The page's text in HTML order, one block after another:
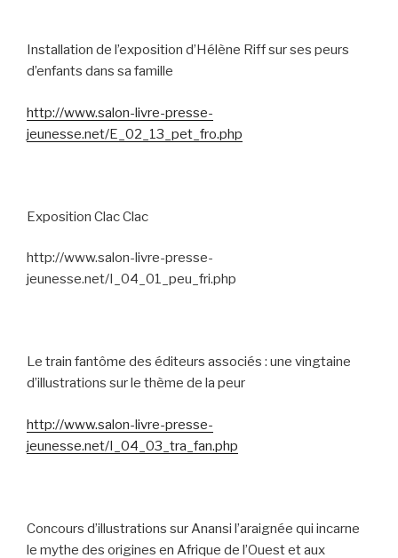
Installation de l’exposition d’Hélène Riff sur ses peurs
d’enfants dans sa famille
http://www.salon-livre-presse-
jeunesse.net/E_02_13_pet_fro.php
Exposition Clac Clac
http://www.salon-livre-presse-
jeunesse.net/I_04_01_peu_fri.php
Le train fantôme des éditeurs associés : une vingtaine
d’illustrations sur le thème de la peur
http://www.salon-livre-presse-
jeunesse.net/I_04_03_tra_fan.php
Concours d’illustrations sur Anansi l’araignée qui incarne
le mythe des origines en Afrique de l’Ouest et aux